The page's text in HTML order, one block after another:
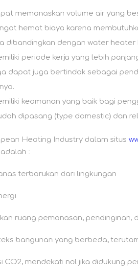
memanaskan volume air yang
hemat biaya karena
dibandingkan dengan water heater
periode kerja yang lebih
dapat juga bertindak sebagai
keamanan yang baik bagi
dipasang (type domestic) dan
Heating Industry dalam situs
:
terbarukan dari lingkungan
ruang pemanasan, pendinginan,
bangunan yang berbeda,
CO2, mendekati nol jika didukung